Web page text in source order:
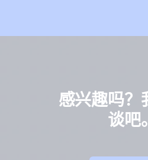
感兴趣吗？
谈吧。